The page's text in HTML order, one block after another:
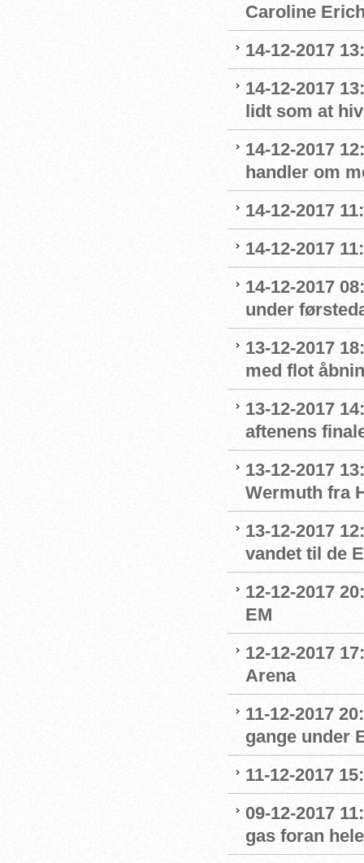
Caroline
14-12-2017
14-12-2017
lidt som at
14-12-2017
handler om
14-12-2017
14-12-2017
14-12-2017
under
13-12-2017
med flot
13-12-2017
aftenens
13-12-2017
Wermuth fra
13-12-2017
vandet til de
12-12-2017
EM
12-12-2017
Arena
11-12-2017
gange under
11-12-2017
09-12-2017
gas foran